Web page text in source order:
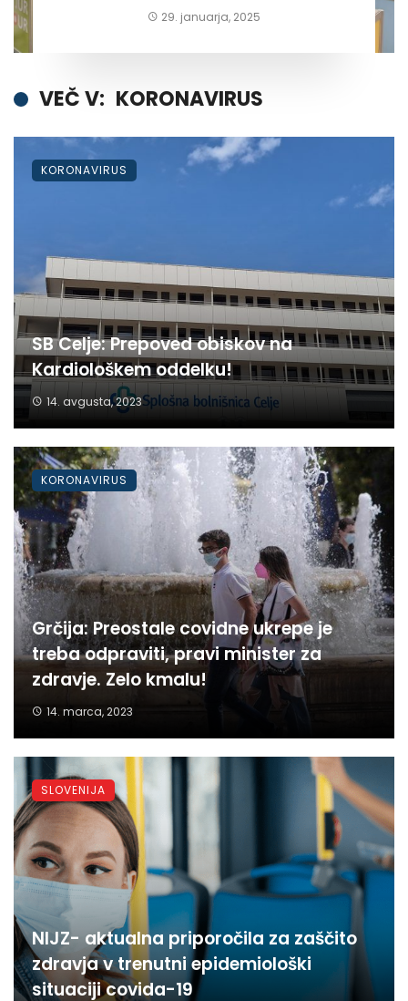
29. januarja, 2025
VEČ V: KORONAVIRUS
SB Celje: Prepoved obiskov na
Kardiološkem oddelku!
14. avgusta, 2023
KORONAVIRUS
Grčija: Preostale covidne ukrepe je
treba odpraviti, pravi minister za
zdravje. Zelo kmalu!
14. marca, 2023
KORONAVIRUS
NIJZ- aktualna priporočila za zaščito
zdravja v trenutni epidemiološki
situaciji covida-19
SLOVENIJA